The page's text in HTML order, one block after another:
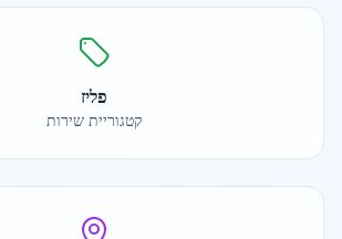
פליז
קטגוריית שירות